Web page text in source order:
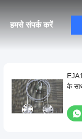
हमसे संपर्क करें
के